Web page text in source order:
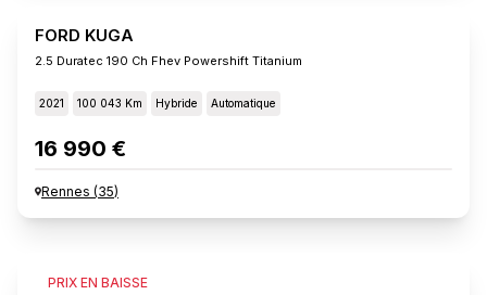
FORD KUGA
2.5 Duratec 190 Ch Fhev Powershift Titanium
2021 100 043 Km Hybride Automatique
16 990 €
Rennes (35)
PRIX EN BAISSE
FORD KUGA